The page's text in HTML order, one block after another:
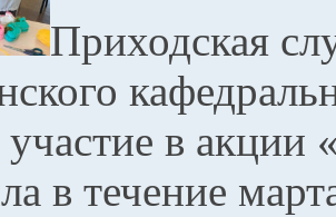
Приходская
в акции
в течение